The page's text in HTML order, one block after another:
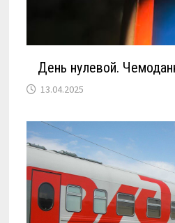
День нулевой.
13.04.2025